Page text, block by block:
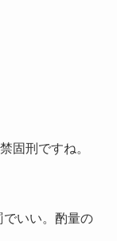
固刑ですね。
いい。酌量の